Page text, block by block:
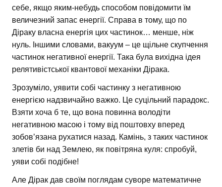
себе, якщо яким-небудь способом повідомити їм
величезний запас енергії. Справа в тому, що по
Діраку власна енергія цих частинок… менше, ніж
нуль. Іншими словами, вакуум – це щільне скупчення
частинок негативної енергії. Така була вихідна ідея
релятивістської квантової механіки Дірака.
Зрозуміло, уявити собі частинку з негативною
енергією надзвичайно важко. Це суцільний парадокс.
Взяти хоча б те, що вона повинна володіти
негативною масою і тому від поштовху вперед
зобов’язана рухатися назад. Камінь, з таких частинок
злетів би над Землею, як повітряна куля: спробуй,
уяви собі подібне!
Але Дірак дав своїм поглядам суворе математичне